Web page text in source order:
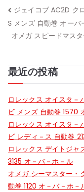
投
稿
ビ
ゲ
ー
シ
ョ
ン
ジェイコブ AC2D ク
S メンズ 自動巻 オーバ
オメガ スピードマス
最近の投稿
ロレックス オイスタ－
ビ メンズ 自動巻 1570
ロレックス オイスタ－
ビ レディ－ス 自動巻
ロレックス デイトジャ
3135 オ－バ－ホ－ル
オメガ シーマスター・
動巻 1120 オ－バ－ホ－